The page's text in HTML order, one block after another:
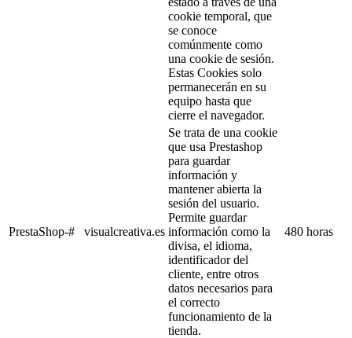
cookie temporal, que
se conoce
comúnmente como
una cookie de sesión.
Estas Cookies solo
permanecerán en su
equipo hasta que
cierre el navegador.
PrestaShop-# visualcreativa.es
Se trata de una cookie
que usa Prestashop
para guardar
información y
mantener abierta la
sesión del usuario.
Permite guardar
información como la
divisa, el idioma,
identificador del
cliente, entre otros
datos necesarios para
el correcto
funcionamiento de la
tienda.
480 horas